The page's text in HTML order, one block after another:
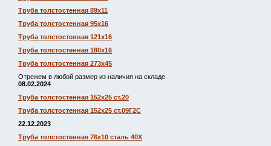
Труба толстостенная 89х11
Труба толстостенная 95х16
Труба толстостенная 121х16
Труба толстостенная 180х16
Труба толстостенная 273х45
Отрежем в любой размер из наличия на складе
08.02.2024
Труба толстостенная 152х25 ст.20
Труба толстостенная 152х25 ст.09Г2С
22.12.2023
Труба толстостенная 76х10 сталь 40Х